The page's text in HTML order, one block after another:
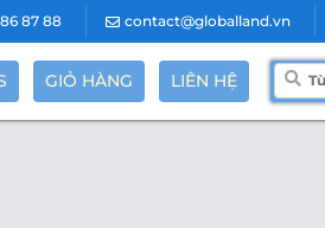
87 88 contact@globalland.vn
GIỎ HÀNG LIÊN HỆ